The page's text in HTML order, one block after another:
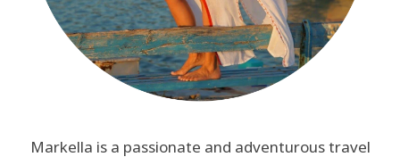
Markella is a passionate and adventurous travel